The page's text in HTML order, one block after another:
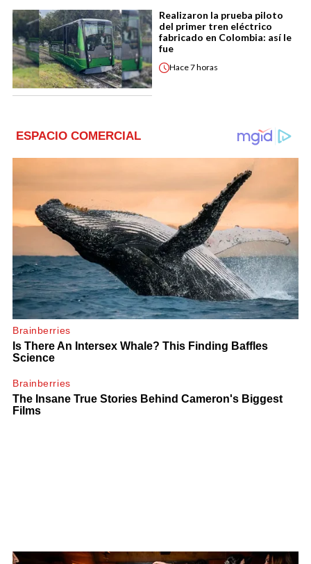
Realizaron la prueba piloto
del primer tren eléctrico
fabricado en Colombia: así le
fue
Hace7 horas